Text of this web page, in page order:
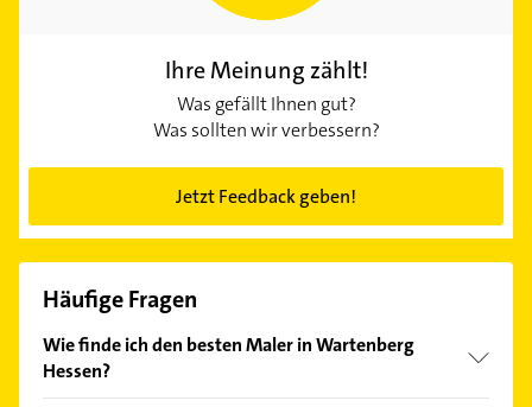
Ihre Meinung zählt!
Was gefällt Ihnen gut?
Was sollten wir verbessern?
Jetzt Feedback geben!
Häufige Fragen
Wie finde ich den besten Maler in Wartenberg
Hessen?